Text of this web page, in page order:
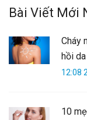
Bài Viết Mới
Cháy
hồi
12:08
10